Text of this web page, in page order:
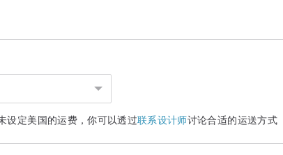
设定美国的运费，你可以透过联系设计师讨论合适的运送方式